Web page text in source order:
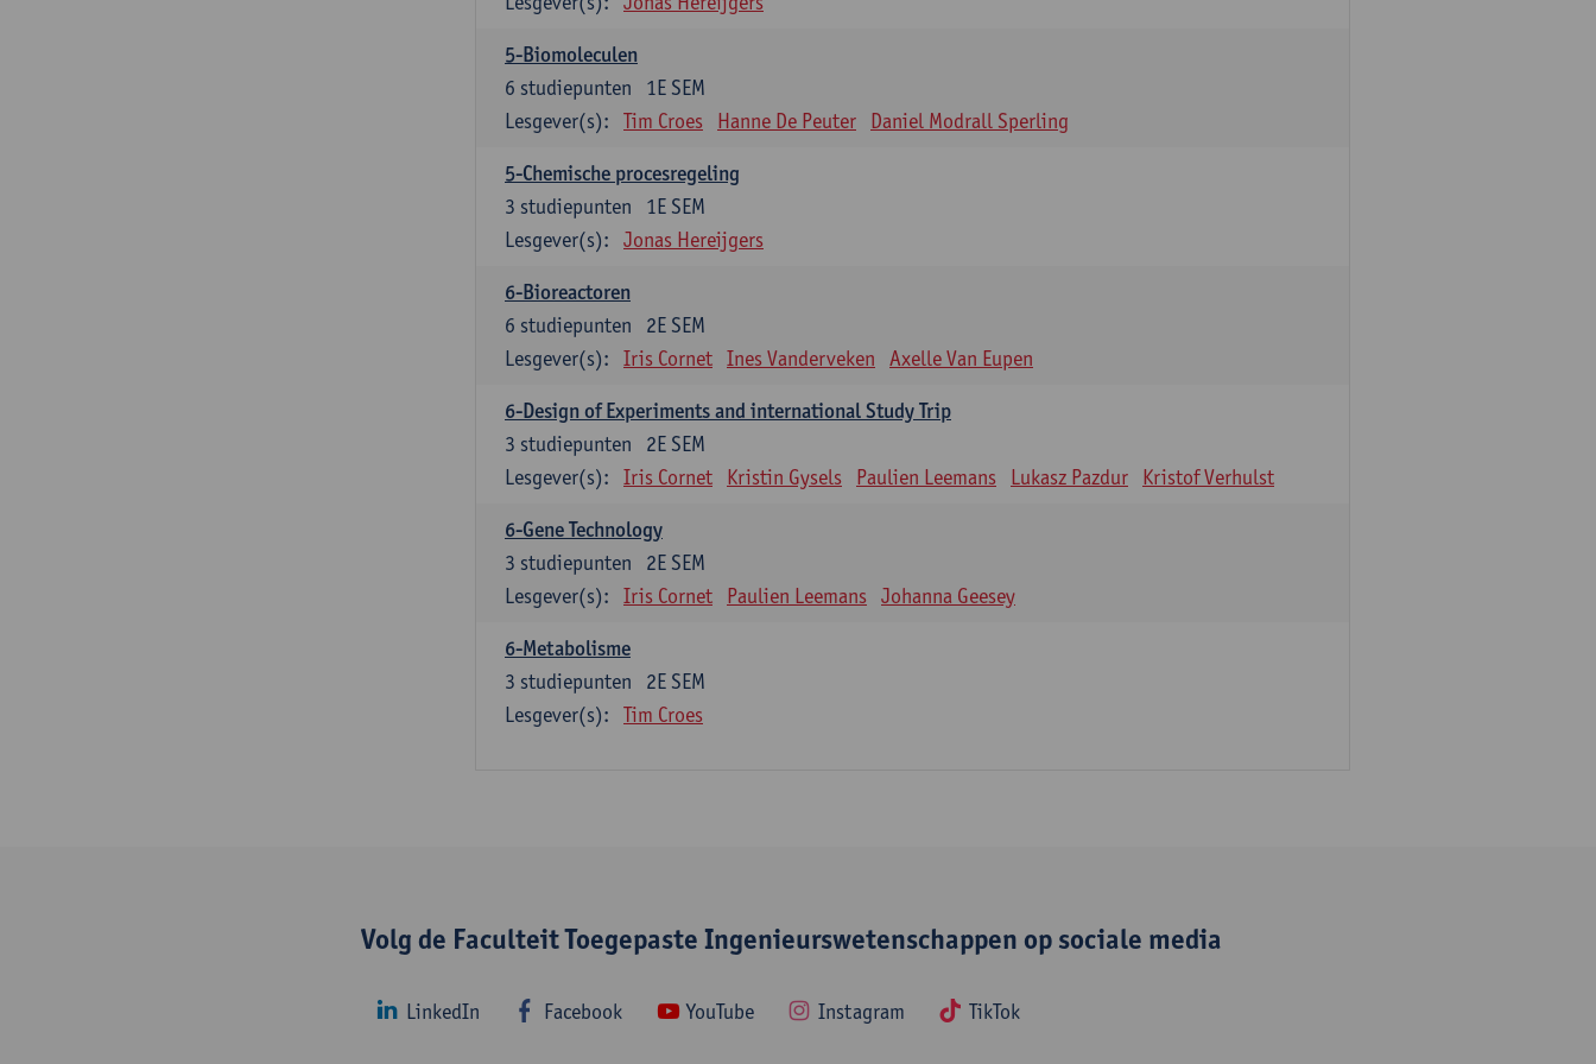
5-Biomoleculen
1E SEM
6 studiepunten
Lesgever(s):
Tim Croes Hanne De Peuter Daniel Modrall Sperling
5-Chemische procesregeling
1E SEM
3 studiepunten
Lesgever(s):
Jonas Hereijgers
6-Bioreactoren
2E SEM
6 studiepunten
Lesgever(s):
Iris Cornet Ines Vanderveken Axelle Van Eupen
6-Design of Experiments and international Study Trip
2E SEM
3 studiepunten
Lesgever(s):
Iris Cornet Kristin Gysels Paulien Leemans Lukasz Pazdur Kristof Verhulst
6-Gene Technology
2E SEM
3 studiepunten
Lesgever(s):
Iris Cornet Paulien Leemans Johanna Geesey
6-Metabolisme
2E SEM
3 studiepunten
Lesgever(s):
Tim Croes
Volg de Faculteit Toegepaste Ingenieurswetenschappen op sociale media
LinkedIn Facebook YouTube Instagram TikTok